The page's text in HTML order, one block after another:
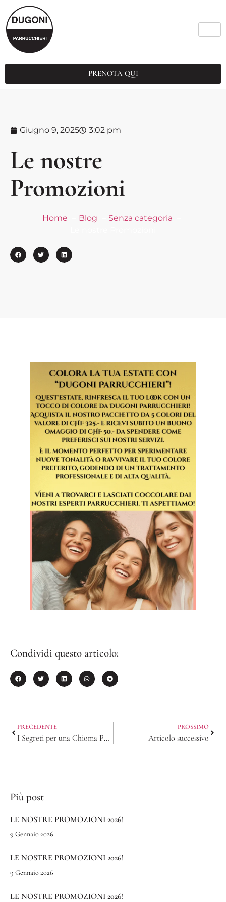
PRENOTA QUI
Giugno 9, 2025 3:02 pm
Le nostre
Promozioni
Home Blog
Senza categoria
Condividi questo articolo:
PRECEDENTE
I Segreti per una Chioma Perfetta: Consigli dai Professionisti di Dugoni Parrucchieri
PROSSIMO
Articolo successivo
Più post
LE NOSTRE PROMOZIONI 2026!
9 Gennaio 2026
LE NOSTRE PROMOZIONI 2026!
9 Gennaio 2026
LE NOSTRE PROMOZIONI 2026!